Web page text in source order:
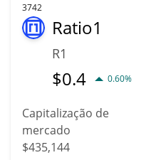
3742
Ratio1
R1
$0.4 0.60%
Capitalização de
mercado
$435,144